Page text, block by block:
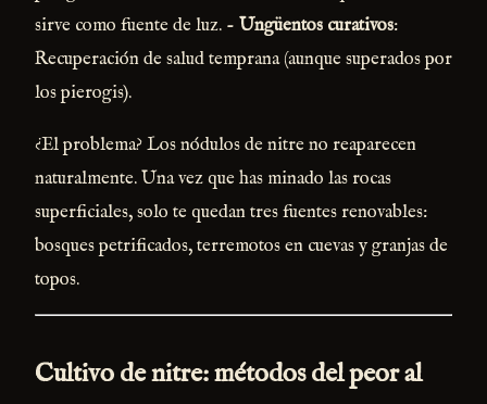
sirve como fuente de luz. - Ungüentos curativos:
Recuperación de salud temprana (aunque superados por
los pierogis).
¿El problema? Los nódulos de nitre no reaparecen
naturalmente. Una vez que has minado las rocas
superficiales, solo te quedan tres fuentes renovables:
bosques petrificados, terremotos en cuevas y granjas de
topos.
Cultivo de nitre: métodos del peor al